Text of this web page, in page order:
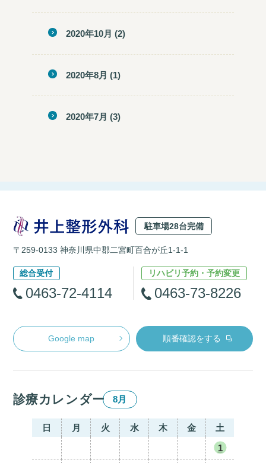
2020年10月 (2)
2020年8月 (1)
2020年7月 (3)
駐車場28台完備
〒259-0133 神奈川県中郡二宮町百合が丘1-1-1
総合受付
0463-72-4114
リハビリ予約・予約変更
0463-73-8226
Google map 順番確認をする
診療カレンダー 8月
日 月 火 水 木 金
土
1